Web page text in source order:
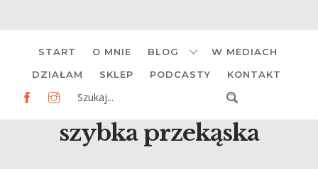
content
START O MNIE BLOG W MEDIACH
DZIAŁAM SKLEP PODCASTY KONTAKT
szybka przekąska